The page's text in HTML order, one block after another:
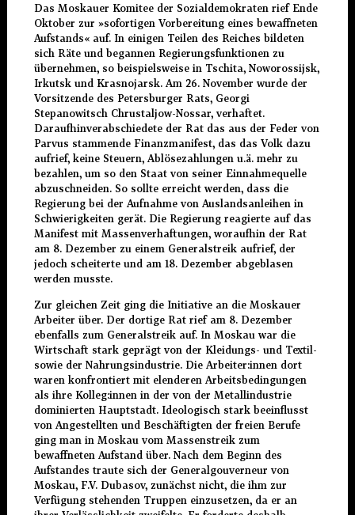
Das Moskauer Komitee der Sozialdemokraten rief Ende
Oktober zur »sofortigen Vorbereitung eines bewaffneten
Aufstands« auf. In einigen Teilen des Reiches bildeten
sich Räte und begannen Regierungsfunktionen zu
übernehmen, so beispielsweise in Tschita, Noworossijsk,
Irkutsk und Krasnojarsk. Am 26. November wurde der
Vorsitzende des Petersburger Rats, Georgi
Stepanowitsch Chrustaljow-Nossar, verhaftet.
Daraufhinverabschiedete der Rat das aus der Feder von
Parvus stammende Finanzmanifest, das das Volk dazu
aufrief, keine Steuern, Ablösezahlungen u.ä. mehr zu
bezahlen, um so den Staat von seiner Einnahmequelle
abzuschneiden. So sollte erreicht werden, dass die
Regierung bei der Aufnahme von Auslandsanleihen in
Schwierigkeiten gerät. Die Regierung reagierte auf das
Manifest mit Massenverhaftungen, woraufhin der Rat
am 8. Dezember zu einem Generalstreik aufrief, der
jedoch scheiterte und am 18. Dezember abgeblasen
werden musste.
Zur gleichen Zeit ging die Initiative an die Moskauer
Arbeiter über. Der dortige Rat rief am 8. Dezember
ebenfalls zum Generalstreik auf. In Moskau war die
Wirtschaft stark geprägt von der Kleidungs- und Textil-
sowie der Nahrungsindustrie. Die Arbeiter:innen dort
waren konfrontiert mit elenderen Arbeitsbedingungen
als ihre Kolleg:innen in der von der Metallindustrie
dominierten Hauptstadt. Ideologisch stark beeinflusst
von Angestellten und Beschäftigten der freien Berufe
ging man in Moskau vom Massenstreik zum
bewaffneten Aufstand über. Nach dem Beginn des
Aufstandes traute sich der Generalgouverneur von
Moskau, F.V. Dubasov, zunächst nicht, die ihm zur
Verfügung stehenden Truppen einzusetzen, da er an